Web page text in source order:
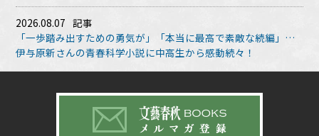
2026.08.07 記事
「一歩踏み出すための勇気が」「本当に最高で素敵な続編」…
伊与原新さんの青春科学小説に中高生から感動続々！